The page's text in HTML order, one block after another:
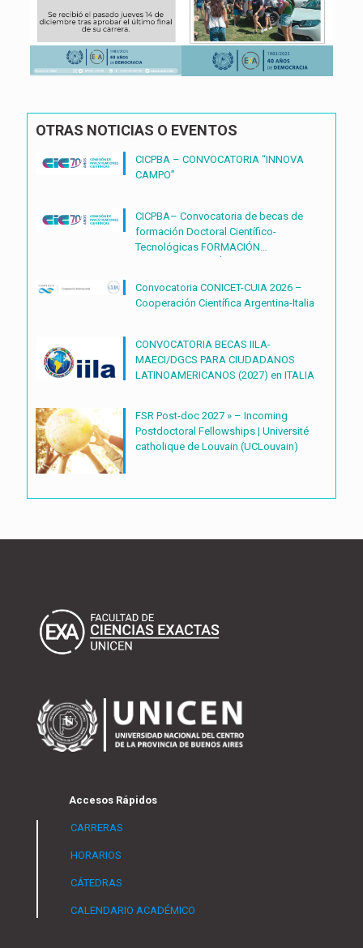
OTRAS NOTICIAS O EVENTOS
CICPBA – CONVOCATORIA “INNOVA
CAMPO”
CICPBA– Convocatoria de becas de
formación Doctoral Científico-
Tecnológicas FORMACIÓN
Convocatoria CONICET-CUIA 2026 –
Cooperación Científica Argentina-Italia
CONVOCATORIA BECAS IILA-
MAECI/DGCS PARA CIUDADANOS
LATINOAMERICANOS (2027) en ITALIA
FSR Post-doc 2027 » – Incoming
Postdoctoral Fellowships | Université
catholique de Louvain (UCLouvain)
Accesos Rápidos
CARRERAS
HORARIOS
CÁTEDRAS
CALENDARIO ACADÉMICO